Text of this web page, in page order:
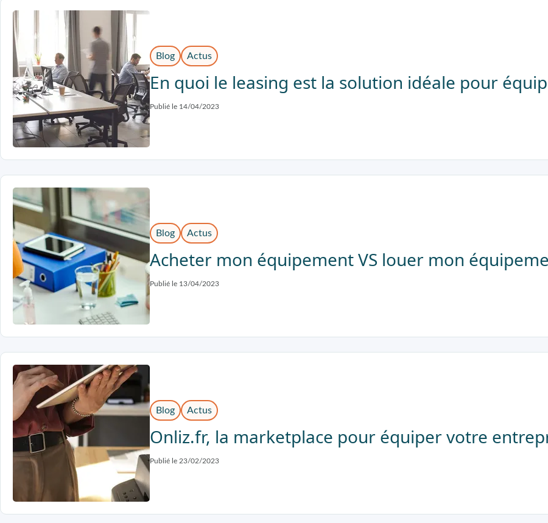
Blog Actus
En quoi le leasing est la solution idéale pour
Publié le 14/04/2023
Blog Actus
Acheter mon équipement VS louer mon
Publié le 13/04/2023
Blog Actus
Onliz.fr, la marketplace pour équiper votre
Publié le 23/02/2023